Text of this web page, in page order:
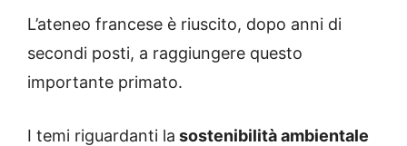
L’ateneo francese è riuscito, dopo anni di
secondi posti, a raggiungere questo
importante primato.
I temi riguardanti la sostenibilità ambientale